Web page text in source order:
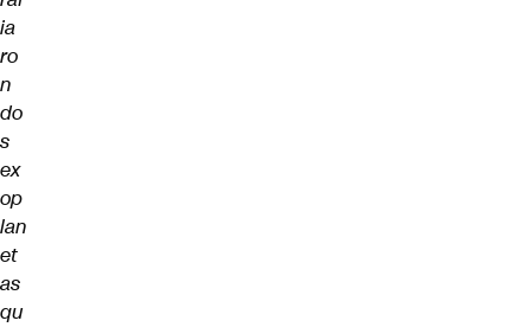
ia
ro
n
do
s
ex
op
lan
et
as
qu